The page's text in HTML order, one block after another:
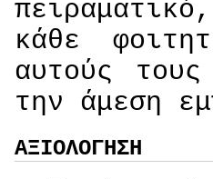
κάθε
αυτούς
την άμεση
ΑΞΙΟΛΟΓΗΣΗ